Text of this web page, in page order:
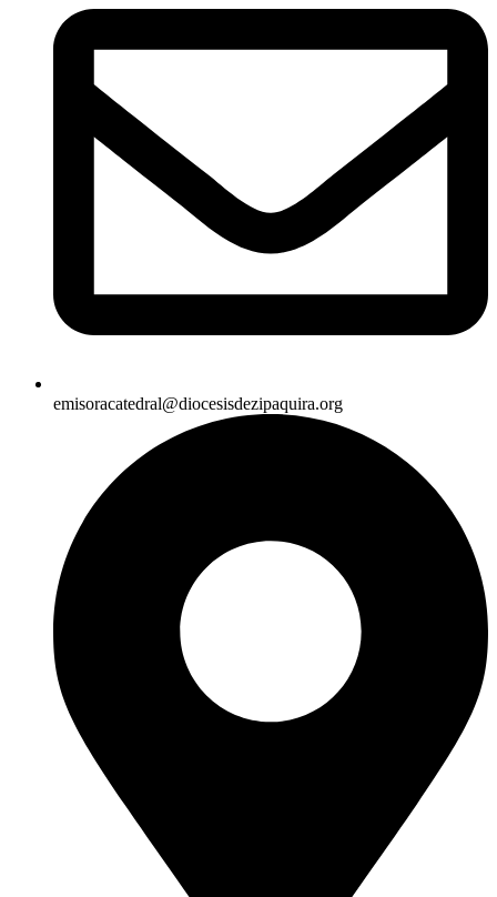
emisoracatedral@diocesisdezipaquira.org